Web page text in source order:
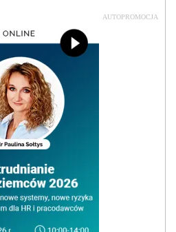
AUTOPROMOCJA